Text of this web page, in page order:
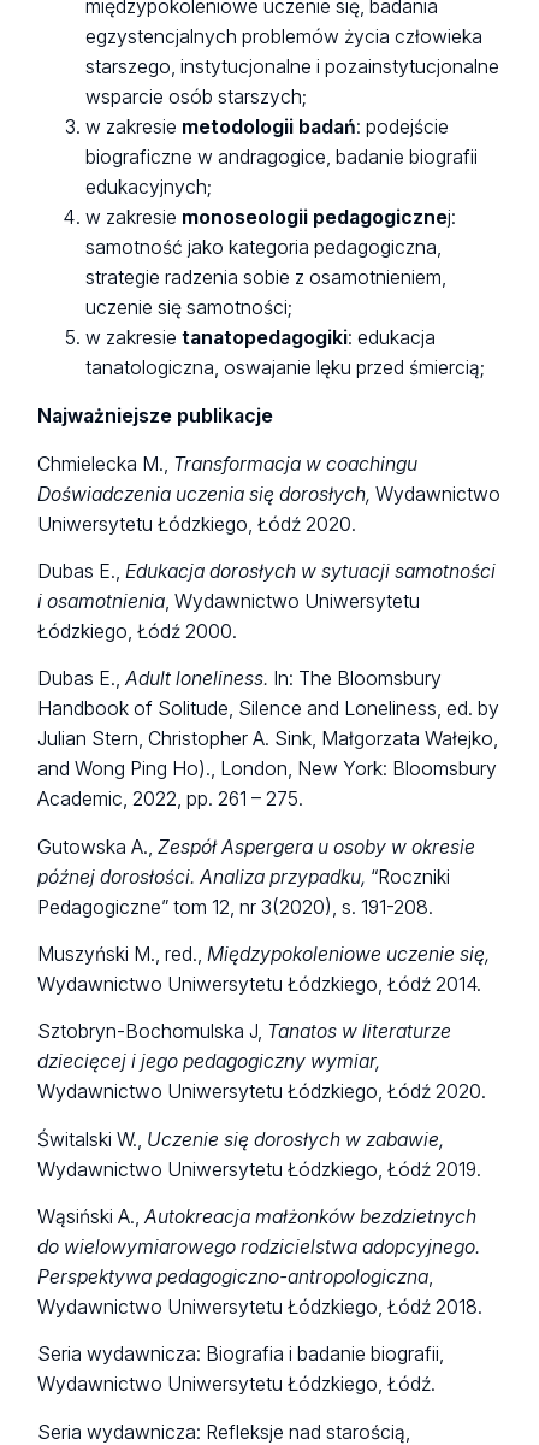
międzypokoleniowe uczenie się, badania
egzystencjalnych problemów życia człowieka
starszego, instytucjonalne i pozainstytucjonalne
wsparcie osób starszych;
w zakresie metodologii badań: podejście
biograficzne w andragogice, badanie biografii
edukacyjnych;
w zakresie monoseologii pedagogicznej:
samotność jako kategoria pedagogiczna,
strategie radzenia sobie z osamotnieniem,
uczenie się samotności;
w zakresietanatopedagogiki: edukacja
tanatologiczna, oswajanie lęku przed śmiercią;
Najważniejsze publikacje
Chmielecka M., Transformacja w coachingu
Doświadczenia uczenia się dorosłych,Wydawnictwo
Uniwersytetu Łódzkiego, Łódź 2020.
Dubas E.,Edukacja dorosłych w sytuacji samotności
i osamotnienia, Wydawnictwo Uniwersytetu
Łódzkiego, Łódź 2000.
Dubas E.,Adult loneliness. In: The Bloomsbury
Handbook of Solitude, Silence and Loneliness, ed. by
Julian Stern, Christopher A. Sink, Małgorzata Wałejko,
and Wong Ping Ho)., London, New York: Bloomsbury
Academic, 2022, pp. 261 – 275.
Gutowska A.,Zespół Aspergera u osoby w okresie
późnej dorosłości. Analiza przypadku, “Roczniki
Pedagogiczne” tom 12, nr 3(2020), s. 191-208.
Muszyński M., red.,Międzypokoleniowe uczenie się,
Wydawnictwo Uniwersytetu Łódzkiego, Łódź 2014.
Sztobryn-Bochomulska J, Tanatos w literaturze
dziecięcej i jego pedagogiczny wymiar,
Wydawnictwo Uniwersytetu Łódzkiego, Łódź 2020.
Świtalski W., Uczenie się dorosłych w zabawie,
Wydawnictwo Uniwersytetu Łódzkiego, Łódź 2019.
Wąsiński A.,Autokreacja małżonków bezdzietnych
do wielowymiarowego rodzicielstwa adopcyjnego.
Perspektywa pedagogiczno-antropologiczna,
Wydawnictwo Uniwersytetu Łódzkiego, Łódź 2018.
Seria wydawnicza: Biografia i badanie biografii,
Wydawnictwo Uniwersytetu Łódzkiego, Łódź.
Seria wydawnicza: Refleksje nad starością,